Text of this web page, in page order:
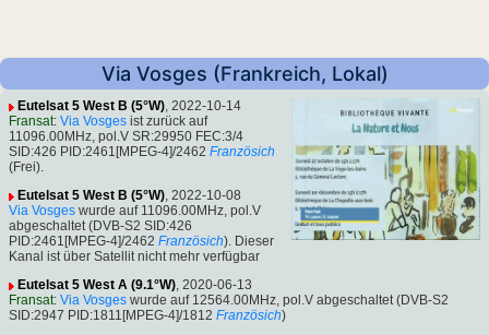
Via Vosges (Frankreich, Lokal)
Eutelsat 5 West B (5°W), 2022-10-14
Fransat: Via Vosges ist zurück auf
11096.00MHz, pol.V SR:29950 FEC:3/4
SID:426 PID:2461[MPEG-4]/2462 Französich
(Frei).
Eutelsat 5 West B (5°W), 2022-10-08
Via Vosges wurde auf 11096.00MHz, pol.V
abgeschaltet (DVB-S2 SID:426
PID:2461[MPEG-4]/2462 Französich). Dieser
Kanal ist über Satellit nicht mehr verfügbar
Eutelsat 5 West A (9.1°W), 2020-06-13
Fransat: Via Vosges wurde auf 12564.00MHz, pol.V abgeschaltet (DVB-S2
SID:2947 PID:1811[MPEG-4]/1812 Französich)